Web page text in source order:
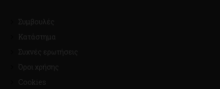
Συμβουλές
Κατάστημα
Συχνές ερωτήσεις
Όροι χρήσης
Cookies